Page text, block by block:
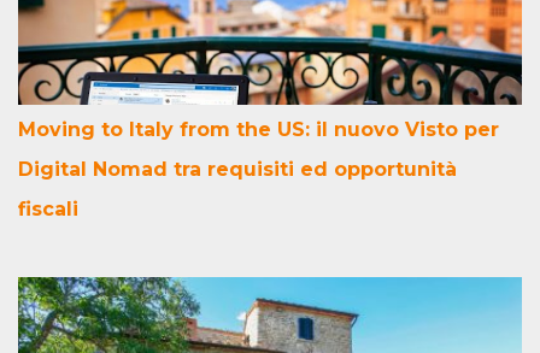
Moving to Italy from the US: il nuovo Visto per
Digital Nomad tra requisiti ed opportunità
fiscali